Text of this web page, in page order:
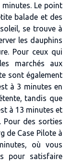
Le point
balade et des
se trouve à
les dauphins
Pour ceux qui
marchés aux
sont également
à 3 minutes en
tandis que
à 13 minutes et
Pour des sorties
de Case Pilote à
où vous
pour satisfaire